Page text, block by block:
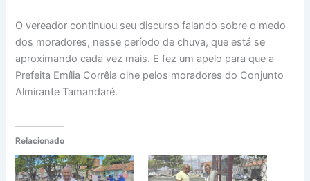
O vereador continuou seu discurso falando sobre o medo
dos moradores, nesse período de chuva, que está se
aproximando cada vez mais. E fez um apelo para que a
Prefeita Emília Corrêia olhe pelos moradores do Conjunto
Almirante Tamandaré.
Relacionado